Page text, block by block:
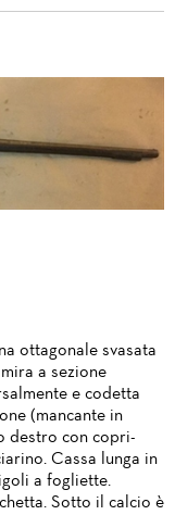
ottagonale svasata
a sezione
e codetta
(mancante in
destro con copri-
Cassa lunga in
a fogliette.
Sotto il calcio è